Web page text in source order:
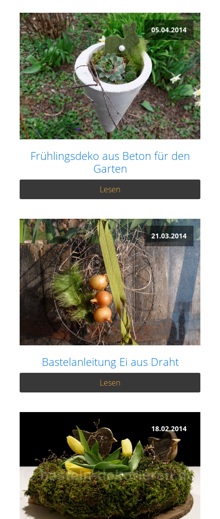
05.04.2014
Frühlingsdeko aus Beton für den
Garten
Lesen
21.03.2014
Bastelanleitung Ei aus Draht
Lesen
18.02.2014